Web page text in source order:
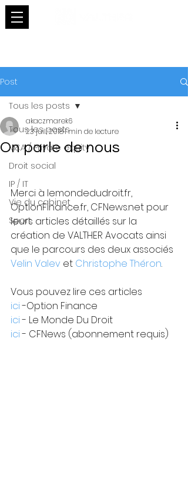
Post
Tous les posts
M&A / Private equity
Droit social
IP / IT
Vie du cabinet
Sport
Tous les posts
On parle de nous
akaczmarek6
23 juil. 20181 min de lecture
Merci à lemondedudroit.fr,
OptionFinance.fr, CFNews.net pour
leurs articles détaillés sur la
création de VALTHER Avocats ainsi
que le parcours des deux associés
Velin Valev et Christophe Théron.
Vous pouvez lire ces articles
ici -Option Finance
ici - Le Monde Du Droit
ici - CFNews (abonnement requis)